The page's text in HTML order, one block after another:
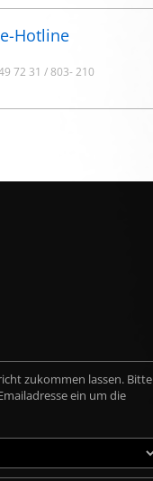
Hotline
72 31 / 803- 210
zukommen lassen. Bitte
ein um die